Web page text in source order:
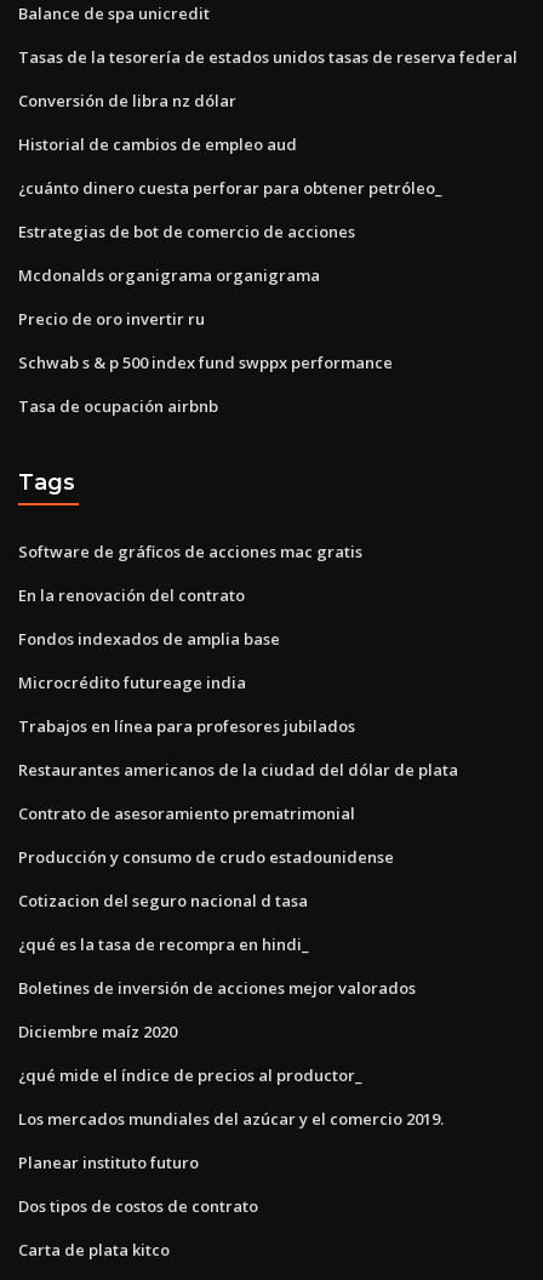
Balance de spa unicredit
Tasas de la tesorería de estados unidos tasas de reserva federal
Conversión de libra nz dólar
Historial de cambios de empleo aud
¿cuánto dinero cuesta perforar para obtener petróleo_
Estrategias de bot de comercio de acciones
Mcdonalds organigrama organigrama
Precio de oro invertir ru
Schwab s & p 500 index fund swppx performance
Tasa de ocupación airbnb
Tags
Software de gráficos de acciones mac gratis
En la renovación del contrato
Fondos indexados de amplia base
Microcrédito futureage india
Trabajos en línea para profesores jubilados
Restaurantes americanos de la ciudad del dólar de plata
Contrato de asesoramiento prematrimonial
Producción y consumo de crudo estadounidense
Cotizacion del seguro nacional d tasa
¿qué es la tasa de recompra en hindi_
Boletines de inversión de acciones mejor valorados
Diciembre maíz 2020
¿qué mide el índice de precios al productor_
Los mercados mundiales del azúcar y el comercio 2019.
Planear instituto futuro
Dos tipos de costos de contrato
Carta de plata kitco